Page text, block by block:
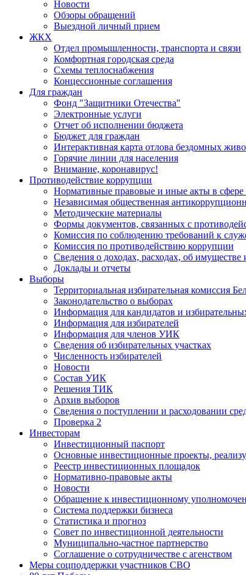
Новости
Обзоры обращений
Выездной личный прием
ЖКХ
Отдел промышленности, транспорта и связи
Комфортная городская среда
Схемы теплоснабжения
Концессионные соглашения
Для граждан
Фонд "Защитники Отечества"
Электронные услуги
Отчет об исполнении бюджета
Бюджет для граждан
Интерактивная карта отлова бездомных
Горячие линии для населения
Внимание, коронавирус!
Противодействие коррупции
Нормативные правовые и иные акты в сфере
Независимая общественная
Методические материалы
Формы документов, связанных с
Комиссия по соблюдению требований к
Комиссия по противодействию коррупции
Сведения о доходах, расходах, об имуществе
Доклады и отчеты
Выборы
Территориальная избирательная комиссия
Законодательство о выборах
Информация для кандидатов и
Информация для избирателей
Информация для членов УИК
Сведения об избирательных участках
Численность избирателей
Новости
Состав УИК
Решения ТИК
Архив выборов
Сведения о поступлении и расходовании
Проверка 2
Инвесторам
Инвестиционный паспорт
Основные инвестиционные проекты,
Реестр инвестиционных площадок
Нормативно-правовые акты
Новости
Обращение к инвестиционному
Система поддержки бизнеса
Статистика и прогноз
Совет по инвестиционной деятельности
Муниципально-частное партнерство
Соглашение о сотрудничестве с агенством
Меры соцподдержки участников СВО